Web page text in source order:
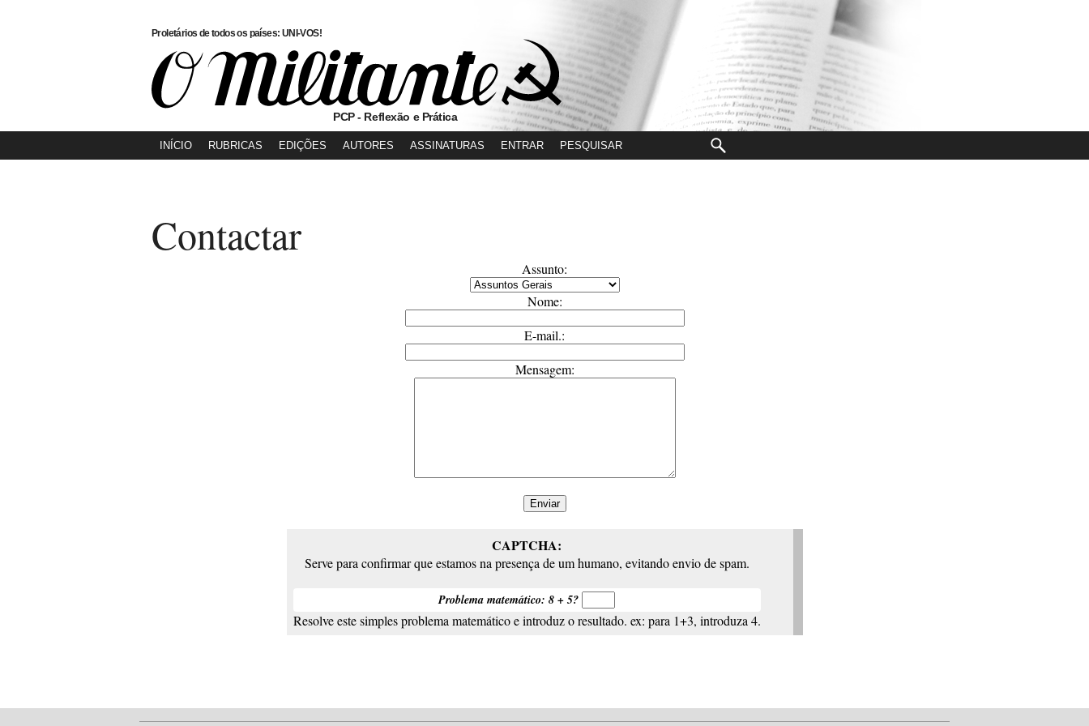
Proletários de todos os países: UNI-VOS!
PCP - Reflexão e Prática
INÍCIO RUBRICAS EDIÇÕES AUTORES ASSINATURAS ENTRAR
Contactar
Assunto:
Nome:
E-mail.:
Mensagem:
CAPTCHA:
Serve para confirmar que estamos na presença de um humano, evitando envio de spam.
Problema matemático: 8 + 5?
Resolve este simples problema matemático e introduz o resultado. ex: para 1+3, introduza 4.